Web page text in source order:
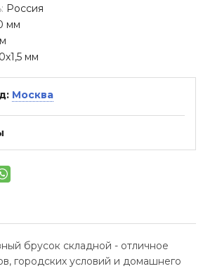
Россия
мм
мм
Москва
брусок складной - отличное
городских условий и домашнего